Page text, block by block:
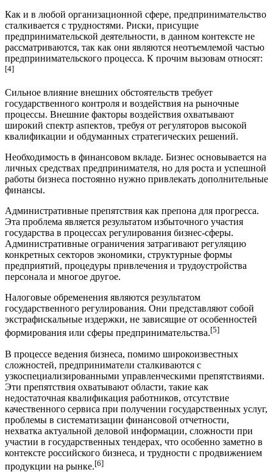
Как и в любой организационной сфере, предпринимательство
сталкивается с трудностями. Риски, присущие
предпринимательской деятельности, в данном контексте не
рассматриваются, так как они являются неотъемлемой частью
предпринимательского процесса. К прочим вызовам относят:
[4]
Сильное влияние внешних обстоятельств требует
государственного контроля и воздействия на рыночные
процессы. Внешние факторы воздействия охватывают
широкий спектр asпектов, требуя от регуляторов высокой
квалификации и обдуманных стратегических решений.
Необходимость в финансовом вкладе. Бизнес основывается на
личных средствах предпринимателя, но для роста и успешной
работы бизнеса постоянно нужно привлекать дополнительные
финансы.
Административные препятствия как препона для прогресса.
Эта проблема является результатом избыточного участия
государства в процессах регулирования бизнес-сферы.
Административные ограничения затрагивают регуляцию
конкретных секторов экономики, структурные формы
предприятий, процедуры привлечения и трудоустройства
персонала и многое другое.
Налоговые обременения являются результатом
государственного регулирования. Они представляют собой
экстрафискальные издержки, не зависящие от особенностей
формирования или сферы предпринимательства.[5]
В процессе ведения бизнеса, помимо широкоизвестных
сложностей, предприниматели сталкиваются с
узкоспециализированными управленческими препятствиями.
Эти препятствия охватывают области, такие как
недостаточная квалификация работников, отсутствие
качественного сервиса при получении государственных услуг,
проблемы в систематизации финансовой отчетности,
нехватка актуальной деловой информации, сложности при
участии в государственных тендерах, что особенно заметно в
контексте российского бизнеса, и трудности с продвижением
продукции на рынке.[6]